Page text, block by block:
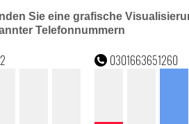
Sie eine grafische
Telefonnummern